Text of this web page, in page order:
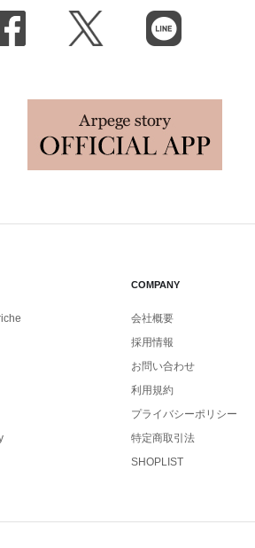
X（旧Twitter）
COMPANY
会社概要
採用情報
お問い合わせ
利用規約
プライバシーポリシー
特定商取引法
SHOPLIST